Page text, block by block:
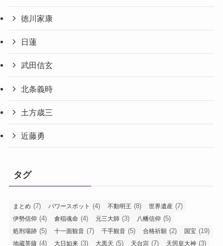
徳川家康
日蓮
武田信玄
北条義時
土方歳三
近藤勇
タグ
まとめ (7) パワースポット (4) 不動明王 (8) 世界遺産 (7)
伊勢信仰 (4) 倉稲魂命 (4) 元三大師 (3) 八幡信仰 (5)
処刑場跡 (5) 十一面観音 (7) 千手観音 (5) 合格祈願 (2) 国宝 (19)
地蔵菩薩 (4) 大日如来 (3) 大黒天 (5) 天台宗 (7) 天照皇大神 (3)